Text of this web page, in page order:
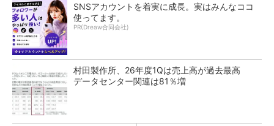
SNSアカウントを着実に成長。実はみんなココ
使ってます。
PR(Dreaw合同会社)
村田製作所、26年度1Qは売上高が過去最高
データセンター関連は81％増